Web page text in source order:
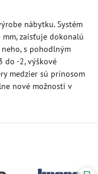
nábytku. Systém
zaisťuje dokonalú
s pohodlným
do -2, výškové
medzier sú prínosom
nové možnosti v